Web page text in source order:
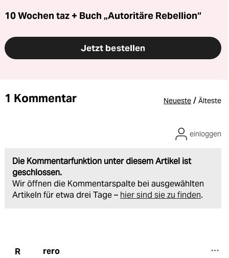
10 Wochen taz + Buch „Autoritäre Rebellion“
Jetzt bestellen
1 Kommentar Neueste / Älteste
Die Kommentarfunktion unter diesem Artikel ist
geschlossen.
Wir öffnen die Kommentarspalte bei ausgewählten
Artikeln für etwa drei Tage – hier sind sie zu finden.
einloggen
R rero